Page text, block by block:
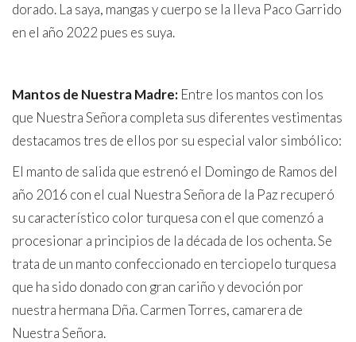
dorado. La saya, mangas y cuerpo se la lleva Paco Garrido
en el año 2022 pues es suya.
Mantos de Nuestra Madre: Entre los mantos con los
que Nuestra Señora completa sus diferentes vestimentas
destacamos tres de ellos por su especial valor simbólico:
El manto de salida que estrenó el Domingo de Ramos del
año 2016 con el cual Nuestra Señora de la Paz recuperó
su característico color turquesa con el que comenzó a
procesionar a principios de la década de los ochenta. Se
trata de un manto confeccionado en terciopelo turquesa
que ha sido donado con gran cariño y devoción por
nuestra hermana Dña. Carmen Torres, camarera de
Nuestra Señora.